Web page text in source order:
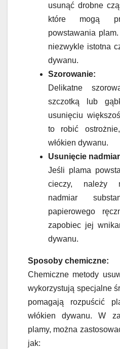
usunąć drobne
które mogą
powstawania
niezwykle istotna
dywanu.
Szorowanie:
Delikatne
szczotką lub
usunięciu
to robić
włókien dywanu.
Usunięcie
Jeśli plama
cieczy, należy
nadmiar
papierowego
zapobiec jej
dywanu.
Sposoby chemiczne:
Chemiczne metody
wykorzystują specjalne
pomagają rozpuścić
włókien dywanu. W
plamy, można
jak: